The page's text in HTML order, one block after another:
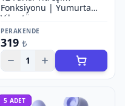
Fonksiyonu | Yumurta
Vibratör
PERAKENDE
319 ₺
1
5 ADET